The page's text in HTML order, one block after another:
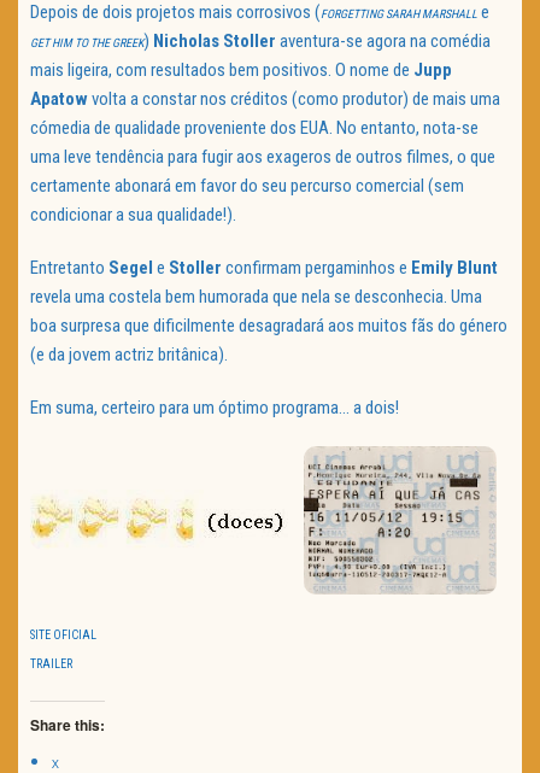
Depois de dois projetos mais corrosivos (FORGETTING SARAH MARSHALL e
GET HIM TO THE GREEK) Nicholas Stoller aventura-se agora na comédia
mais ligeira, com resultados bem positivos. O nome de Jupp
Apatowvolta a constar nos créditos (como produtor) de mais uma
cómedia de qualidade proveniente dos EUA. No entanto, nota-se
uma leve tendência para fugir aos exageros de outros filmes, o que
certamente abonará em favor do seu percurso comercial (sem
condicionar a sua qualidade!).
Entretanto Segel e Stoller confirmam pergaminhos e Emily Blunt
revela uma costela bem humorada que nela se desconhecia. Uma
boa surpresa que dificilmente desagradará aos muitos fãs do género
(e da jovem actriz britânica).
Em suma, certeiro para um óptimo programa… a dois!
SITE OFICIAL
TRAILER
Share this:
X